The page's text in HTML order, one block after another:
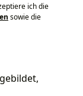
ich die
sowie die